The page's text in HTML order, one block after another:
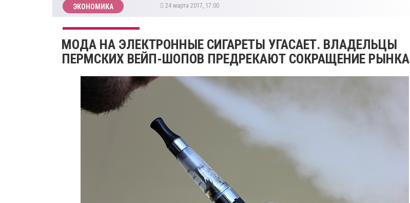
ЭКОНОМИКА 24 марта 2017, 17:00
МОДА НА ЭЛЕКТРОННЫЕ СИГАРЕТЫ УГАСАЕТ. ВЛАДЕЛЬЦЫ
ПЕРМСКИХ ВЕЙП-ШОПОВ ПРЕДРЕКАЮТ СОКРАЩЕНИЕ РЫНКА